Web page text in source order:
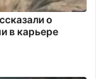
о
в карьере